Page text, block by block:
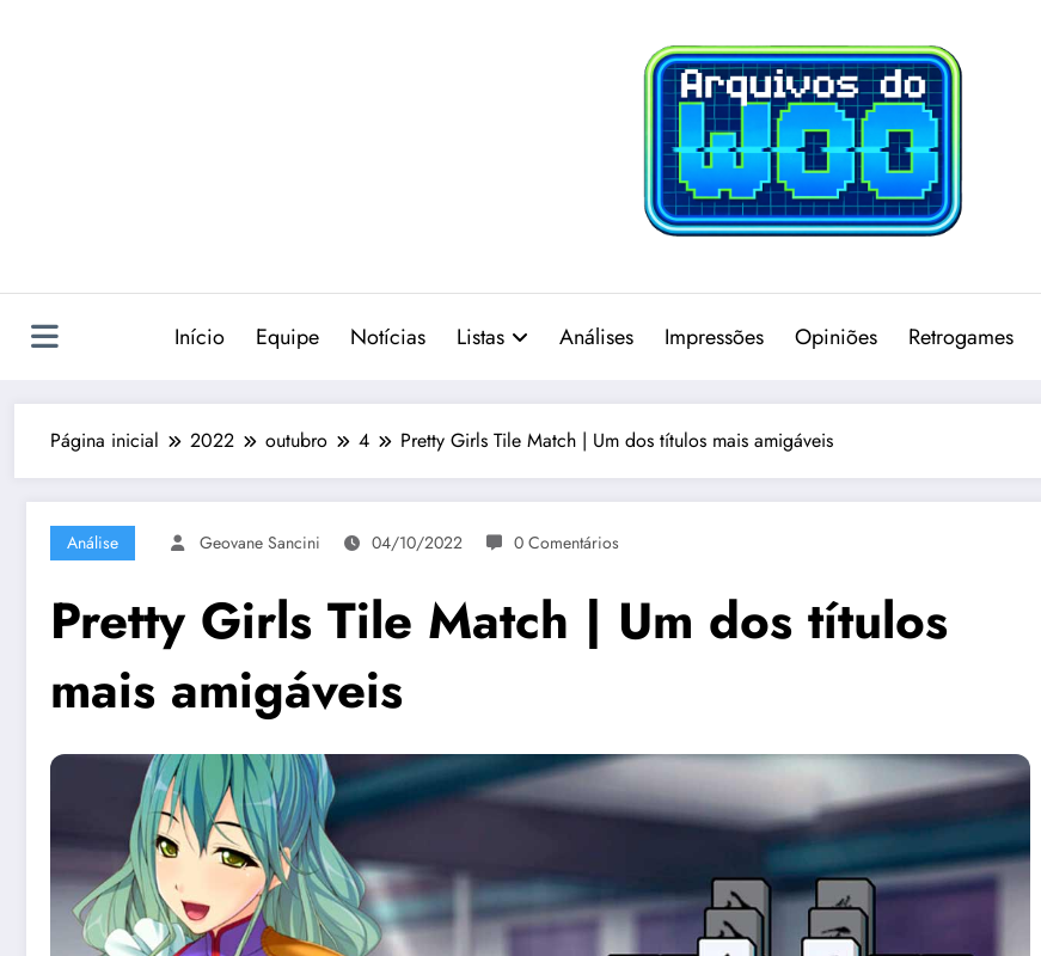
Início Equipe Notícias Listas Análises Impressões Opiniões Retrogames
Página inicial 2022 outubro 4 Pretty Girls Tile Match | Um dos títulos mais amigáveis
Análise Geovane Sancini 04/10/2022 0 Comentários
Pretty Girls Tile Match | Um dos títulos
mais amigáveis